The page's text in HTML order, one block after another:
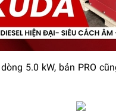
5.0 kW, bản PRO